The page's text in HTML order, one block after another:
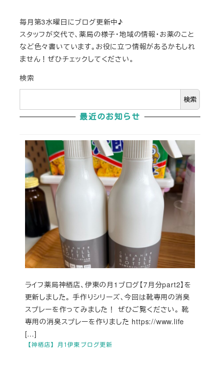
毎月第3水曜日にブログ更新中♪
スタッフが交代で、薬局の様子・地域の情報・お薬のこと
など色々書いています。お役に立つ情報があるかもしれ
ません！ぜひチェックしてください。
検索
検索
最近のお知らせ
【神栖店】月1伊東ブログ更新
ライフ薬局神栖店、伊東の月1ブログ【7月分part2】を
更新しました。 手作りシリーズ、今回は靴専用の消臭
スプレーを作ってみました！ ぜひご覧ください。 靴
専用の消臭スプレーを作りました https://www.life
[…]